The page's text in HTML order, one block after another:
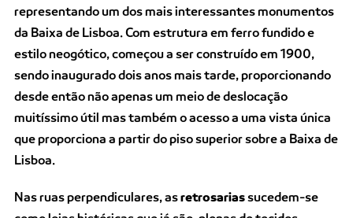
representando um dos mais interessantes monumentos
da Baixa de Lisboa. Com estrutura em ferro fundido e
estilo neogótico, começou a ser construído em 1900,
sendo inaugurado dois anos mais tarde, proporcionando
desde então não apenas um meio de deslocação
muitíssimo útil mas também o acesso a uma vista única
que proporciona a partir do piso superior sobre a Baixa de
Lisboa.
Nas ruas perpendiculares, asretrosariassucedem-se